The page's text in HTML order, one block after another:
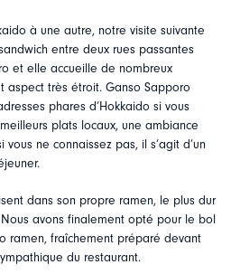
à une autre, notre visite suivante
entre deux rues passantes
et elle accueille de nombreux
aspect très étroit. Ganso Sapporo
phares d’Hokkaido si vous
plats locaux, une ambiance
ne connaissez pas, il s’agit d’un
dans son propre ramen, le plus dur
avons finalement opté pour le bol
ramen, fraîchement préparé devant
du restaurant.